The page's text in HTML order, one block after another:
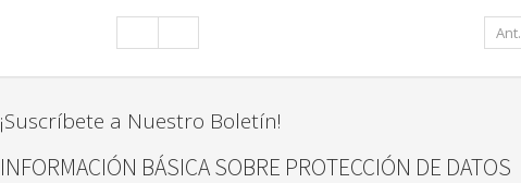
Ant.
¡Suscríbete a Nuestro Boletín!
INFORMACIÓN BÁSICA SOBRE PROTECCIÓN DE DATOS